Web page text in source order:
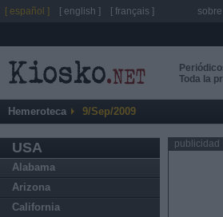
Toda la
Hemeroteca 9/Sep/2009
USA
Alabama
Arizona
California
publicidad
[ español ] [ english ] [ français ]